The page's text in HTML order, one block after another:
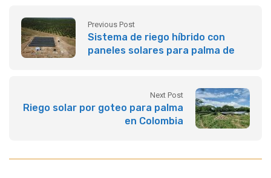
Previous Post
Sistema de riego híbrido con
paneles solares para palma de
Next Post
Riego solar por goteo para palma
en Colombia